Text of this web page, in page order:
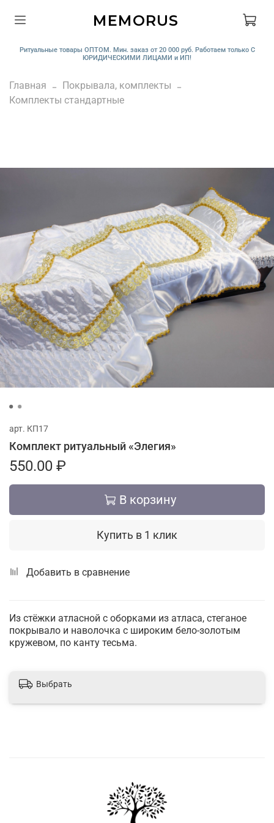
MEMORUS
Ритуальные товары ОПТОМ. Мин. заказ от 20 000 руб. Работаем только С
ЮРИДИЧЕСКИМИ ЛИЦАМИ и ИП!
Главная
Покрывала, комплекты
Комплекты стандартные
арт. КП17
Комплект ритуальный «Элегия»
550.00 ₽
В корзину
Купить в 1 клик
Добавить в сравнение
Из стёжки атласной с оборками из атласа, стеганое
покрывало и наволочка с широким бело-золотым
кружевом, по канту тесьма.
Выбрать